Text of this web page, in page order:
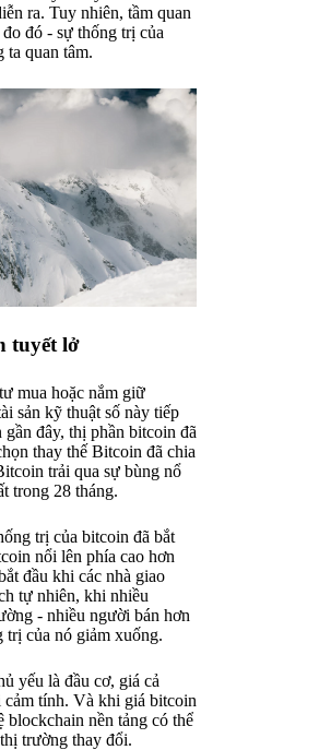
ra. Tuy nhiên, tầm quan
đó - sự thống trị của
ta quan tâm.
tuyết lở
mua hoặc nắm giữ
sản kỹ thuật số này tiếp
đây, thị phần bitcoin đã
thay thế Bitcoin đã chia
trải qua sự bùng nổ
trong 28 tháng.
trị của bitcoin đã bắt
nổi lên phía cao hơn
đầu khi các nhà giao
tự nhiên, khi nhiều
- nhiều người bán hơn
trị của nó giảm xuống.
yếu là đầu cơ, giá cả
tính. Và khi giá bitcoin
blockchain nền tảng có thể
trường thay đổi.